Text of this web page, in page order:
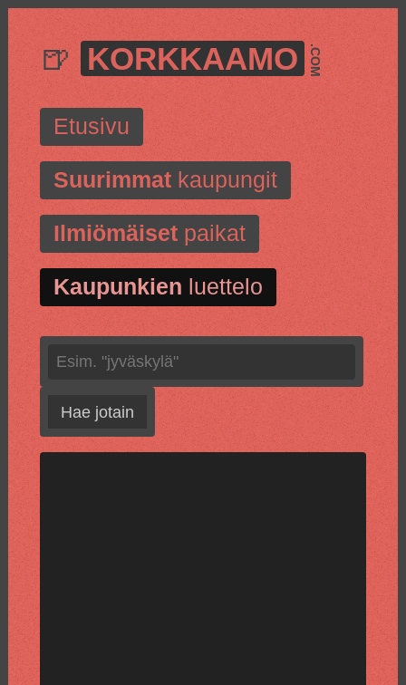
🍺 KORKKAAMO .COM
Etusivu
Suurimmatkaupungit
Ilmiömäisetpaikat
Kaupunkien luettelo
Hae jotain